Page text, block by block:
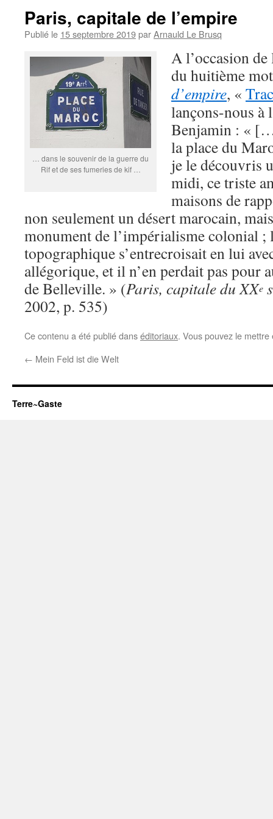
Paris, capitale de l’empire
Publié le 15 septembre 2019parArnauld Le Brusq
… dans le souvenir de la guerre du
Rif et de ses fumeries de kif …
A l’occasion
du huitième
d’empire, «
lançons-nous à
Benjamin : «
la place du
je le découvris
midi, ce triste
maisons de
non seulement un désert marocain,
monument de l’impérialisme colonial ;
topographique s’entrecroisait en lui
allégorique, et il n’en perdait pas pour
de Belleville. » (Paris, capitale du XXe
2002, p. 535)
Ce contenu a été publié danséditoriaux. Vous pouvez le
← Mein Feld ist die Welt
Terre~Gaste